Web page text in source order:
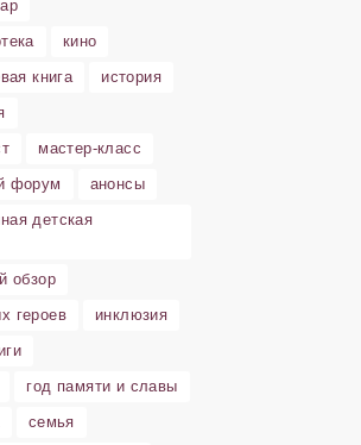
кино
книга
история
мастер-класс
форум
анонсы
детская
обзор
героев
инклюзия
год памяти и славы
семья